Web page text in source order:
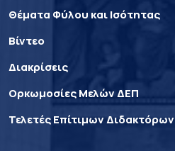
Θέματα Φύλου και Ισότητας
Βίντεο
Διακρίσεις
Ορκωμοσίες Μελών ΔΕΠ
Τελετές Επίτιμων Διδακτόρων